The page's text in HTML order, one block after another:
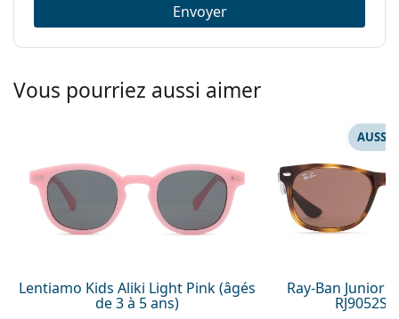
Envoyer
Vous pourriez aussi aimer
Lentiamo Kids Aliki Light Pink (âgés
de 3 à 5 ans)
Ray-Ban Junior
RJ9052S
AUSSI